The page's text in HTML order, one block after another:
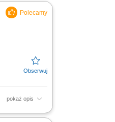
pokaż opis